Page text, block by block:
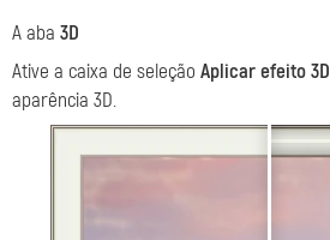
A aba 3D
Ative a caixa de seleção Aplicar efeito 3D
aparência 3D.